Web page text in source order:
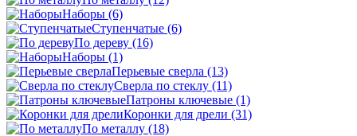
Наборы (6)
Ступенчатые (6)
По дереву (16)
Наборы (1)
Перьевые сверла (13)
Сверла по стеклу (11)
Патроны ключевые (1)
Коронки для дрели (31)
По металлу (18)